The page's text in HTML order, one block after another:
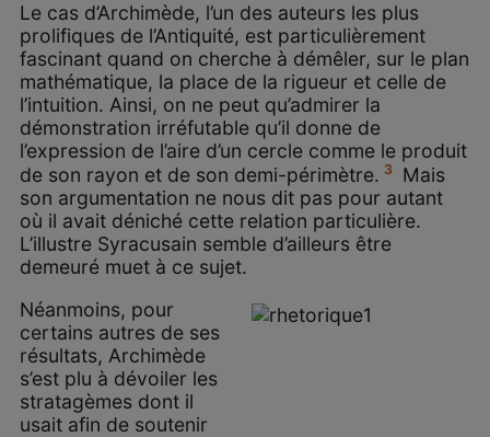
Le cas d’Archimède, l’un des auteurs les plus
prolifiques de l’Antiquité, est particulièrement
fascinant quand on cherche à démêler, sur le plan
mathématique, la place de la rigueur et celle de
l’intuition. Ainsi, on ne peut qu’admirer la
démonstration irréfutable qu’il donne de
l’expression de l’aire d’un cercle comme le produit
de son rayon et de son demi-périmètre. 3
Mais
son argumentation ne nous dit pas pour autant
où il avait déniché cette relation particulière.
L’illustre Syracusain semble d’ailleurs être
demeuré muet à ce sujet.
Néanmoins, pour
certains autres de ses
résultats, Archimède
s’est plu à dévoiler les
stratagèmes dont il
usait afin de soutenir